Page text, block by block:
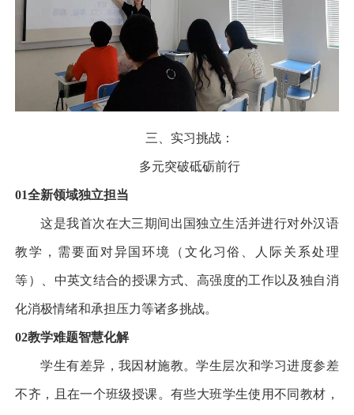
三、实习挑战：
多元突破砥砺前行
01全新领域独立担当
这是我首次在大三期间出国独立生活并进行对外汉语
教学，需要面对异国环境（文化习俗、人际关系处理
等）、中英文结合的授课方式、高强度的工作以及独自消
化消极情绪和承担压力等诸多挑战。
02教学难题智慧化解
学生有差异，我因材施教。学生层次和学习进度参差
不齐，且在一个班级授课。有些大班学生使用不同教材，